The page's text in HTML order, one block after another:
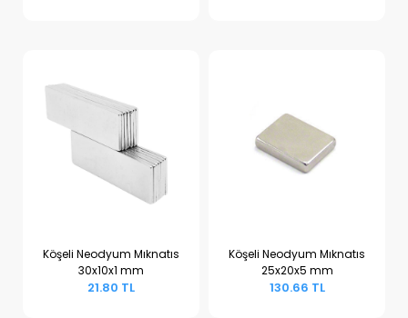
Sepete Ekle
Köşeli Neodyum Mıknatıs
30x10x1 mm
21.80 TL
Sepete Ekle
Köşeli Neodyum Mıknatıs
25x20x5 mm
130.66 TL